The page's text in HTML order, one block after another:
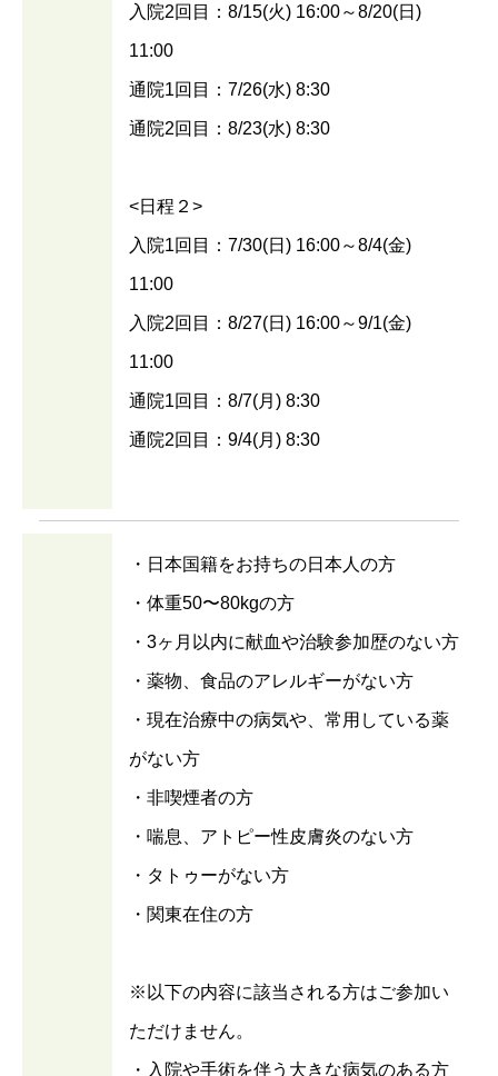
入院2回目：8/15(火) 16:00～8/20(日)
11:00
通院1回目：7/26(水) 8:30
通院2回目：8/23(水) 8:30
<日程２>
入院1回目：7/30(日) 16:00～8/4(金)
11:00
入院2回目：8/27(日) 16:00～9/1(金)
11:00
通院1回目：8/7(月) 8:30
通院2回目：9/4(月) 8:30
・日本国籍をお持ちの日本人の方
・体重50〜80kgの方
・3ヶ月以内に献血や治験参加歴のない方
・薬物、食品のアレルギーがない方
・現在治療中の病気や、常用している薬
がない方
・非喫煙者の方
・喘息、アトピー性皮膚炎のない方
・タトゥーがない方
・関東在住の方
※以下の内容に該当される方はご参加い
ただけません。
・入院や手術を伴う大きな病気のある方